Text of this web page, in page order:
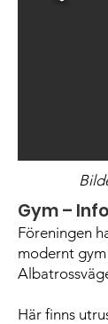
Gym –
Föreningen
modernt
Här finns